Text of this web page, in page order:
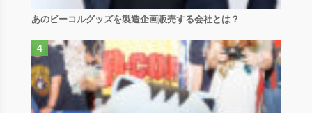
あのビーコルグッズを製造企画販売する会社とは？